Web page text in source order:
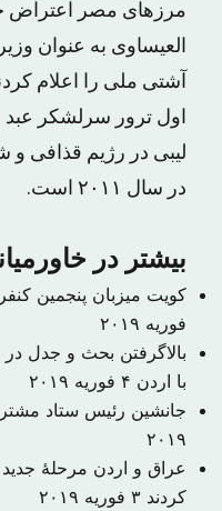
مرزهای مصر اعتراض
العیساوی به عنوان
آشتی ملی را اعلام
اول ترور سرلشکر
لیبی در رژیم قذافی و
در سال ۲۰۱۱ است.
بیشتر در
کویت میزبان پنجمین
فوریه ۲۰۱۹
بالاگرفتن بحث و جدل در
با اردن ۴ فوریه ۲۰۱۹
جانشین رئیس ستاد
۲۰۱۹
عراق و اردن مرحلهٔ جدید
کردند ۳ فوریه ۲۰۱۹